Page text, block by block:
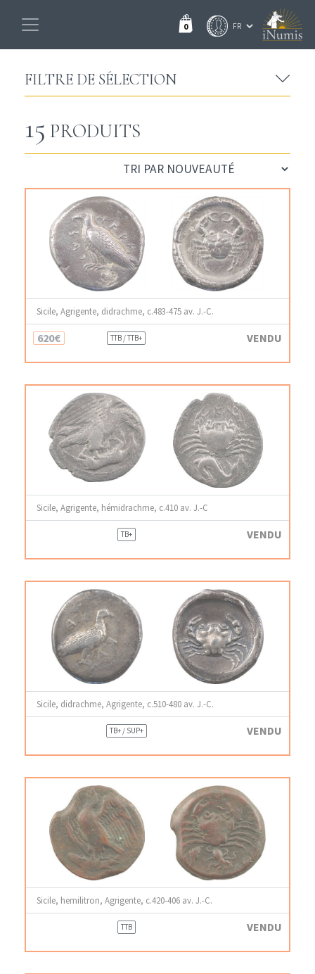
0
FILTRE DE SÉLECTION
15 PRODUITS
Sicile, Agrigente, didrachme, c.483-475 av. J.-C.
620€ TTB / TTB+ VENDU
Sicile, Agrigente, hémidrachme, c.410 av. J.-C
TB+ VENDU
Sicile, didrachme, Agrigente, c.510-480 av. J.-C.
TB+ / SUP+ VENDU
Sicile, hemilitron, Agrigente, c.420-406 av. J.-C.
TTB VENDU